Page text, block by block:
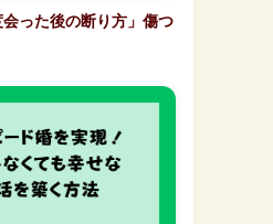
った後の断り方」傷つ